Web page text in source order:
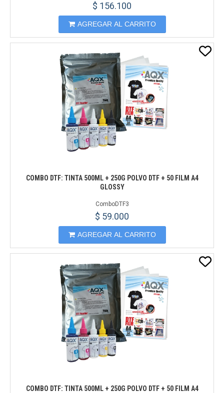
$ 156.100
AGREGAR AL CARRITO
COMBO DTF: TINTA 500ML + 250G POLVO DTF + 50 FILM A4
GLOSSY
ComboDTF3
$ 59.000
AGREGAR AL CARRITO
COMBO DTF: TINTA 500ML + 250G POLVO DTF + 50 FILM A4